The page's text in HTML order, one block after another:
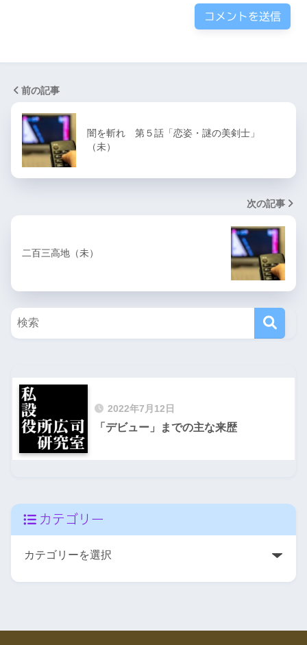
前の記事
闇を斬れ 第５話「恋姿・謎の美剣士」
（未）
次の記事
二百三高地（未）
2022年7月12日
「デビュー」までの主な来歴
カテゴリー